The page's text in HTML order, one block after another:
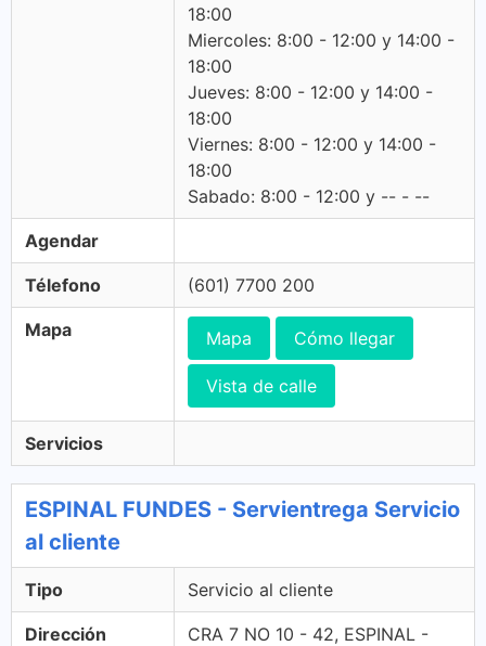
18:00
Miercoles: 8:00 - 12:00 y 14:00 -
18:00
Jueves: 8:00 - 12:00 y 14:00 -
18:00
Viernes: 8:00 - 12:00 y 14:00 -
18:00
Sabado: 8:00 - 12:00 y -- - --
Agendar
Télefono (601) 7700 200
Mapa Mapa Cómo llegar
Vista de calle
Servicios
ESPINAL FUNDES - Servientrega Servicio
al cliente
Tipo Servicio al cliente
Dirección
CRA 7 NO 10 - 42, ESPINAL -